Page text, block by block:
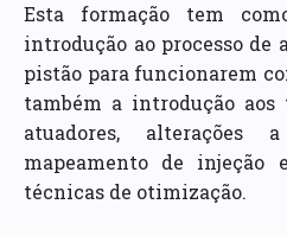
Esta formação tem
introdução ao processo de
pistão para funcionarem
também a introdução aos
atuadores,
mapeamento de injeção
técnicas de otimização.